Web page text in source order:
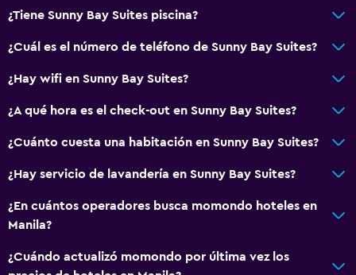
¿Tiene Sunny Bay Suites piscina?
¿Cuál es el número de teléfono de Sunny Bay Suites?
¿Hay wifi en Sunny Bay Suites?
¿A qué hora es el check-out en Sunny Bay Suites?
¿Cuánto cuesta una habitación en Sunny Bay Suites?
¿Hay servicio de lavandería en Sunny Bay Suites?
¿En cuántos operadores busca momondo hoteles en
Manila?
¿Cuándo actualizó momondo por última vez los